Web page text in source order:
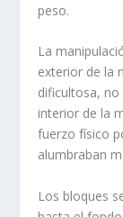
peso.
La
exterior de la
dificultosa, no
interior de la
fuerzo físico
alumbraban
Los bloques